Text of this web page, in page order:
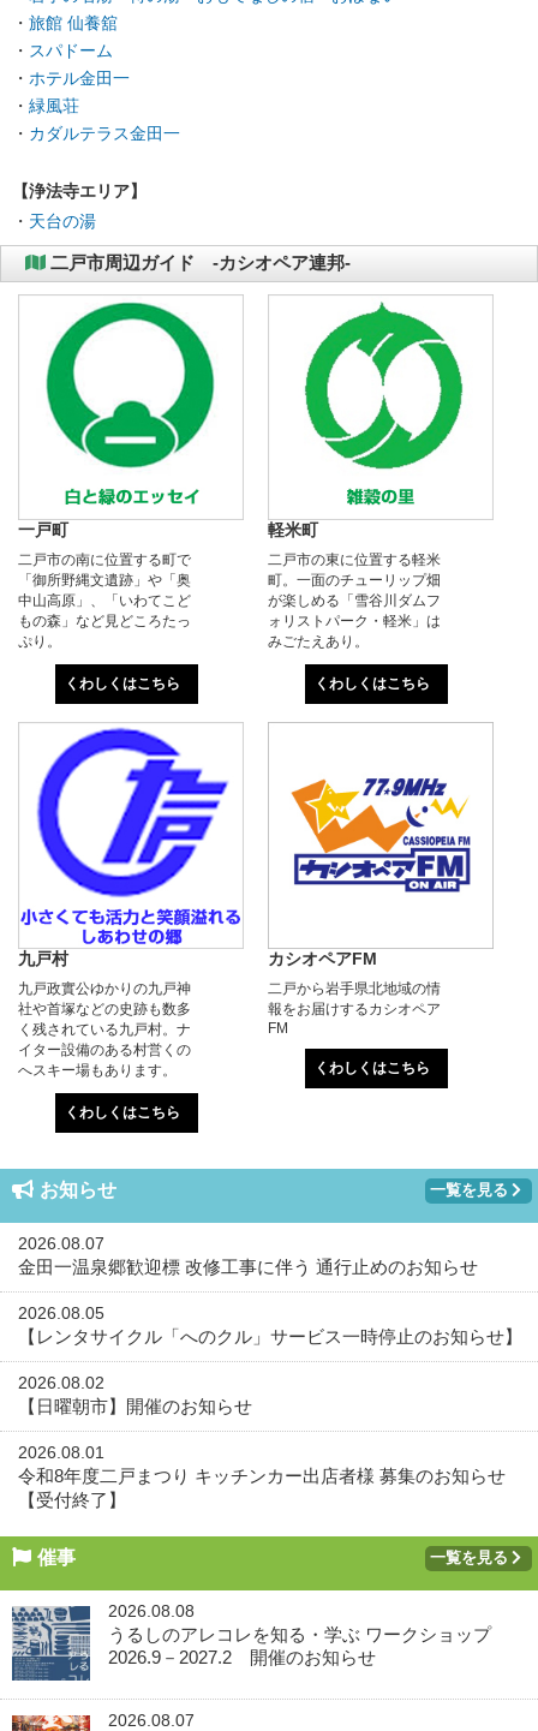
・ 旅館 仙養舘
・ スパドーム
・ ホテル金田一
・ 緑風荘
・ カダルテラス金田一
【浄法寺エリア】
・ 天台の湯
二戸市周辺ガイド -カシオペア連邦-
一戸町
二戸市の南に位置する町で
「御所野縄文遺跡」や「奥
中山高原」、「いわてこど
もの森」など見どころたっ
ぷり。
くわしくはこちら
軽米町
二戸市の東に位置する軽米
町。一面のチューリップ畑
が楽しめる「雪谷川ダムフ
ォリストパーク・軽米」は
みごたえあり。
くわしくはこちら
九戸村
九戸政實公ゆかりの九戸神
社や首塚などの史跡も数多
く残されている九戸村。ナ
イター設備のある村営くの
へスキー場もあります。
くわしくはこちら
カシオペアFM
二戸から岩手県北地域の情
報をお届けするカシオペア
FM
くわしくはこちら
お知らせ 一覧を見る
2026.08.07
金田一温泉郷歓迎標 改修工事に伴う 通行止めのお知らせ
2026.08.05
【レンタサイクル「へのクル」サービス一時停止のお知らせ】
2026.08.02
【日曜朝市】開催のお知らせ
2026.08.01
令和8年度二戸まつり キッチンカー出店者様 募集のお知らせ
【受付終了】
催事 一覧を見る
2026.08.08
うるしのアレコレを知る・学ぶ ワークショップ
2026.9－2027.2 開催のお知らせ
2026.08.07